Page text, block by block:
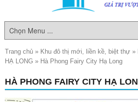
Trang chủ » Khu đô thị mới, liền kề, biệt thự »
HẠ LONG » Hà Phong Fairy City Hạ Long
HÀ PHONG FAIRY CITY HẠ